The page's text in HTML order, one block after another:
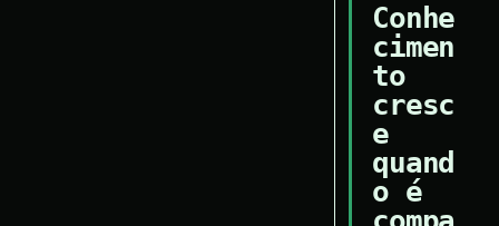
Conhe
cimen
to
cresc
e
quand
o é